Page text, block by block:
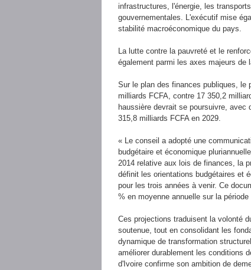
infrastructures, l'énergie, les
gouvernementales. L'exécutif mise
stabilité macroéconomique du pays.
La lutte contre la pauvreté et le
également parmi les axes majeurs de
Sur le plan des finances publiques, le
milliards FCFA, contre 17 350,2
haussière devrait se poursuivre, avec
315,8 milliards FCFA en 2029.
« Le conseil a adopté une
budgétaire et économique
2014 relative aux lois de finances, la
définit les orientations budgétaires et
pour les trois années à venir. Ce
% en moyenne annuelle sur la
Ces projections traduisent la volonté
soutenue, tout en consolidant les
dynamique de transformation
améliorer durablement les conditions
d'Ivoire confirme son ambition de